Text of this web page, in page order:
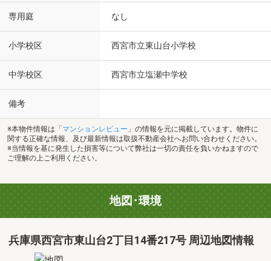
専用庭 なし
小学校区 西宮市立東山台小学校
中学校区 西宮市立塩瀬中学校
備考
※本物件情報は「 マンションレビュー 」の情報を元に掲載しています。物件に
関する正確な情報、及び最新情報は取扱不動産会社へお問い合わせください。
※当情報を基に発生した損害等について弊社は一切の責任を負いかねますので
ご理解の上ご利用ください。
地図･環境
兵庫県西宮市東山台2丁目14番217号 周辺地図情報